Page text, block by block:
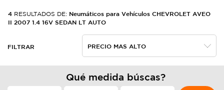
4 RESULTADOS DE: Neumáticos para Vehículos CHEVROLET AVEO
II 2007 1.4 16V SEDAN LT AUTO
FILTRAR
Qué medida búscas?